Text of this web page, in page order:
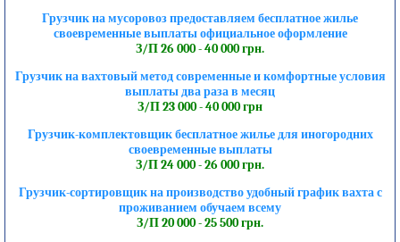
Грузчик на мусоровоз предоставляем бесплатное жилье
своевременные выплаты официальное оформление
З/П 26 000 - 40 000 грн.
Грузчик на вахтовый метод современные и комфортные условия
выплаты два раза в месяц
З/П 23 000 - 40 000 грн
Грузчик-комплектовщик бесплатное жилье для иногородних
своевременные выплаты
З/П 24 000 - 26 000 грн.
Грузчик-сортировщик на производство удобный график вахта с
проживанием обучаем всему
З/П 20 000 - 25 500 грн.